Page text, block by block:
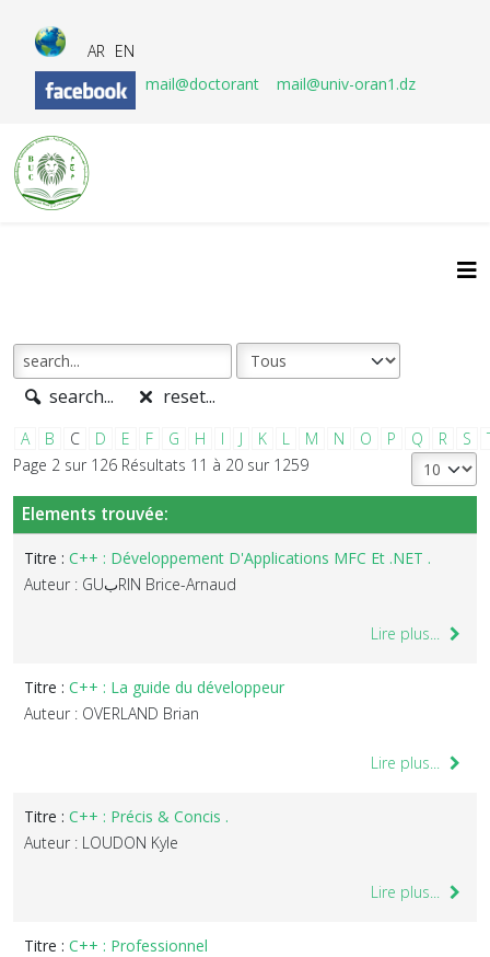
AR EN
mail@doctorant
mail@univ-oran1.dz
search... reset...
A B C D E F G H I J K L M N O P Q R S
Page 2 sur 126 Résultats 11 à 20 sur 1259
Elements trouvée:
Titre : C++ : Développement D'Applications MFC Et .NET .
Auteur : GUبRIN Brice-Arnaud
Lire plus...
Titre : C++ : La guide du développeur
Auteur : OVERLAND Brian
Lire plus...
Titre : C++ : Précis & Concis .
Auteur : LOUDON Kyle
Lire plus...
Titre : C++ : Professionnel